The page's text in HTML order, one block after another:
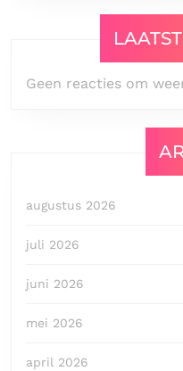
Geen reacties om
augustus 2026
juli 2026
juni 2026
mei 2026
april 2026